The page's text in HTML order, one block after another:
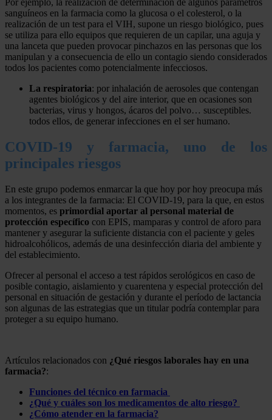
Por ejemplo, la realización de determinación de algunos parámetros
sanguíneos en la farmacia como la glucosa o el colesterol, o la
realización de un test para el VIH, supone un riesgo biológico, pues
se utiliza para ello equipos que requieren de un capilar, una aguja y
una lanceta que pueden provocar pinchazos en las personas que los
manipulan y a consecuencia de ello un contagio siendo considerados
todos los pacientes como potencialmente infecciosos.
La respiratoria: por inhalación de aerosoles que contengan
agentes biológicos y del aire interior, que en ocasiones son
bacterias, virus y hongos, ácaros del polvo… susceptibles.
todos ellos, de generar infecciones en el ser humano.
COVID-19 y farmacia, uno de los
principales riesgos
En este grupo podemos enmarcar la que hoy por hoy preocupa más
a los integrantes de la farmacia: El COVID-19, para la que, en estos
momentos, es primordial aportar al personal material de
protección específico con EPIS, mamparas y control de aforo para
mantener y asegurar la suficiente distancia con el paciente y geles
hidroalcohólicos, además de una desinfección diaria del ambiente y
del establecimiento.
Ofrecer al personal el acceso a test rápidos serológicos en caso de
posible contagio, aislamiento y cuarentena y especial protección del
personal en situación de gestación y durante el período de lactancia
son algunas de las estrategias que un titular podría contemplar para
proteger a su equipo humano.
Artículos relacionados con ¿Qué riesgos laborales hay en una
farmacia?:
Funciones del técnico en farmacia
¿Qué y cuáles son los medicamentos de alto riesgo?
¿Cómo atender en la farmacia?